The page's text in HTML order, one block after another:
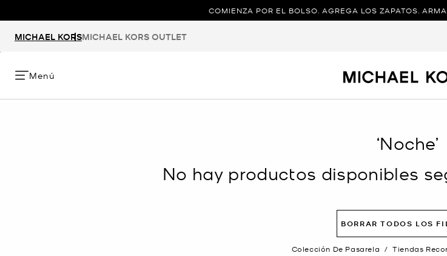
COMIENZA POR EL BOLSO. AGREGA LOS ZAPATOS. ARMA
MICHAEL KORSMICHAEL KORS OUTLET
Menú
‘Noche’
No hay productos disponibles
BORRAR TODOS LOS
Colección De Pasarela / Tiendas